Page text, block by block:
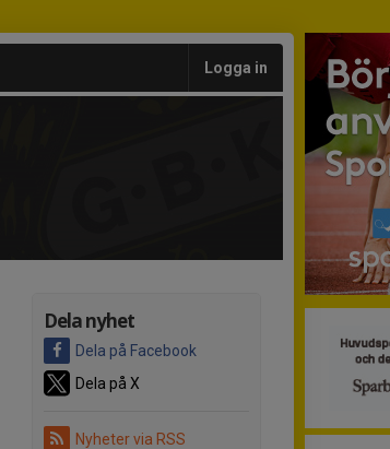
Logga in
Dela nyhet
Dela på Facebook
Dela på X
Nyheter via RSS